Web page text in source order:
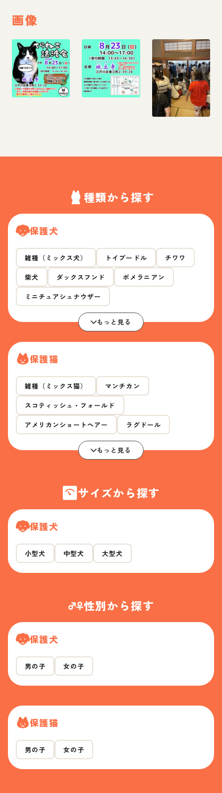
画像
種類から探す
保護犬
雑種（ミックス犬） トイプードル チワワ
柴犬 ダックスフンド ポメラニアン
ミニチュアシュナウザー
もっと見る
保護猫
雑種（ミックス猫） マンチカン
スコティッシュ・フォールド
アメリカンショートヘアー ラグドール
もっと見る
サイズから探す
保護犬
小型犬 中型犬 大型犬
性別から探す
保護犬
男の子 女の子
保護猫
男の子 女の子